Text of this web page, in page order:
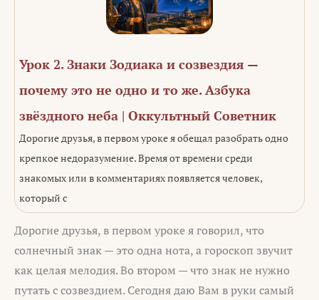
Урок 2. Знаки Зодиака и созвездия —
почему это не одно и то же. Азбука
звёздного неба | Оккультный Советник
Дорогие друзья, в первом уроке я обещал разобрать одно
крепкое недоразумение. Время от времени среди
знакомых или в комментариях появляется человек,
который с
Дорогие друзья, в первом уроке я говорил, что
солнечный знак — это одна нота, а гороскоп звучит
как целая мелодия. Во втором — что знак не нужно
путать с созвездием. Сегодня даю Вам в руки самый